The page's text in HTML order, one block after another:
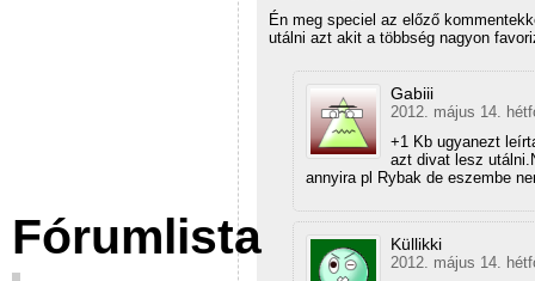
Fórumlista
Én meg speciel az előző
utálni azt akit a többség nagyon
Gabiii
2012. május 14.
+1 Kb ugyanezt
azt divat lesz
annyira pl Rybak de eszembe
Küllikki
2012. május 14.